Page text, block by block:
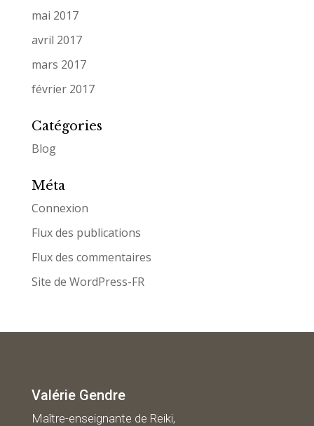
mai 2017
avril 2017
mars 2017
février 2017
Catégories
Blog
Méta
Connexion
Flux des publications
Flux des commentaires
Site de WordPress-FR
Valérie Gendre
Maître-enseignante de Reiki,